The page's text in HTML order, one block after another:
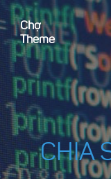
Chợ
Theme
CHIA